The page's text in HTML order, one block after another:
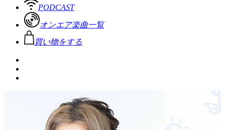
PODCAST
オンエア楽曲一覧
買い物をする